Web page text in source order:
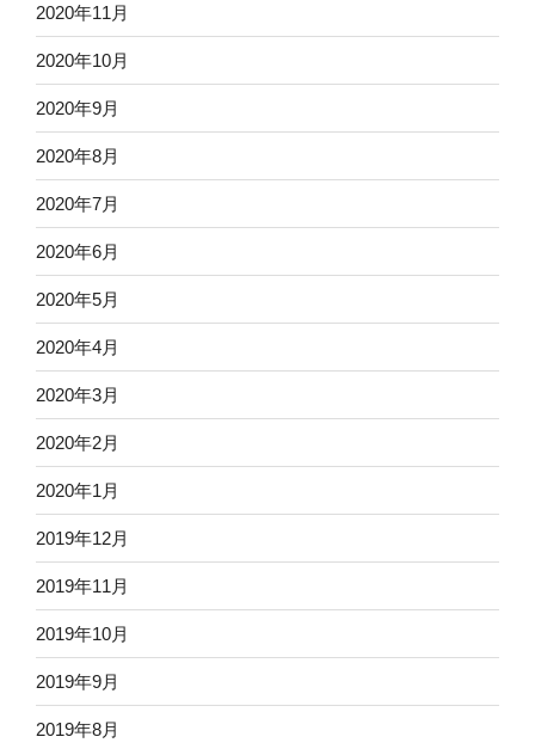
2020年11月
2020年10月
2020年9月
2020年8月
2020年7月
2020年6月
2020年5月
2020年4月
2020年3月
2020年2月
2020年1月
2019年12月
2019年11月
2019年10月
2019年9月
2019年8月